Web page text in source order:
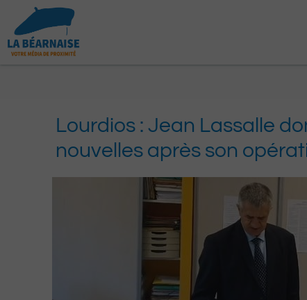
contenu
Lourdios : Jean Lassalle
nouvelles après son